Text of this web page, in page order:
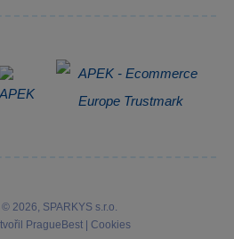
2026, SPARKYS s.r.o.
PragueBest Cookies